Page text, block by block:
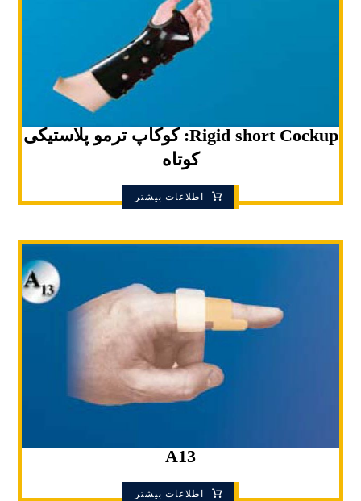
Rigid short Cockup: کوکاپ ترمو پلاستیکی
کوتاه
اطلاعات بیشتر
A13
اطلاعات بیشتر